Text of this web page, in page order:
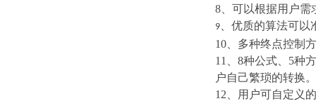
8 、可以根据用户
9
优质的算法可以
10 、多种终点控制
11
8种公式、 5种
户自己繁琐的转换。
12 、用户可自定义